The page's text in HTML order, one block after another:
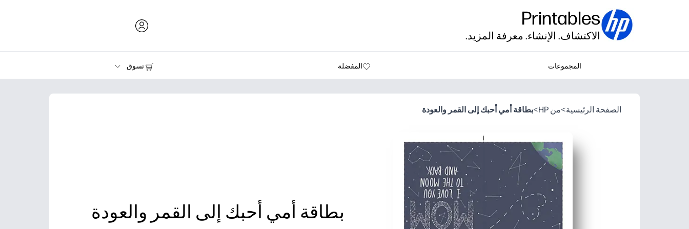
Printables
الاكتشاف. الإنشاء. معرفة المزيد.
المجموعات المفضلة
تسوق
الطابعات
الصفحة الرئيسية>من HP >بطاقة أمي أحبك إلى القمر والعودة
بطاقة أمي أحبك إلى القمر والعودة